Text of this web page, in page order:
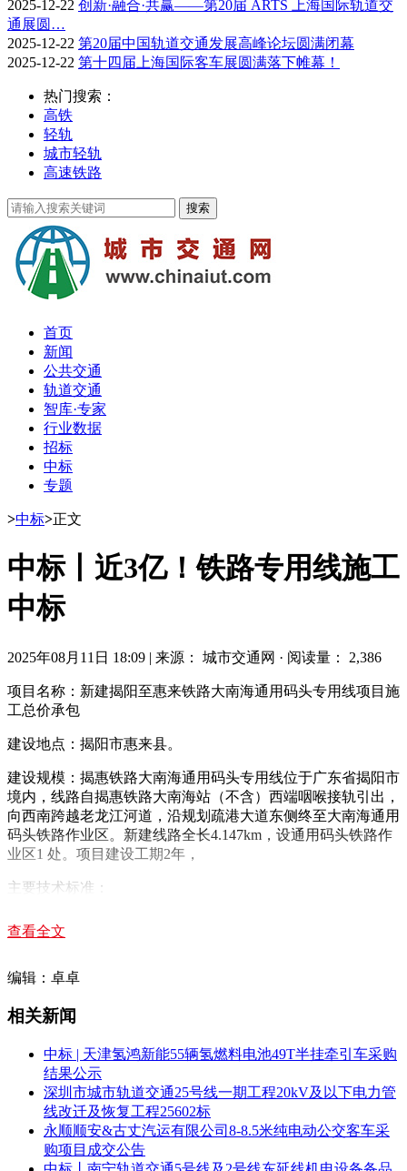
2025-12-22 创新·融合·共赢——第20届 ARTS 上海国际轨道交
通展圆…
2025-12-22 第20届中国轨道交通发展高峰论坛圆满闭幕
2025-12-22 第十四届上海国际客车展圆满落下帷幕！
热门搜索：
高铁
轻轨
城市轻轨
高速铁路
首页
新闻
公共交通
轨道交通
智库·专家
行业数据
招标
中标
专题
>中标>正文
中标丨近3亿！铁路专用线施工
中标
2025年08月11日 18:09 | 来源： 城市交通网 · 阅读量： 2,386
项目名称：新建揭阳至惠来铁路大南海通用码头专用线项目施
工总价承包
建设地点：揭阳市惠来县。
建设规模：揭惠铁路大南海通用码头专用线位于广东省揭阳市
境内，线路自揭惠铁路大南海站（不含）西端咽喉接轨引出，
向西南跨越老龙江河道，沿规划疏港大道东侧终至大南海通用
码头铁路作业区。新建线路全长4.147km，设通用码头铁路作
业区1 处。项目建设工期2年，
主要技术标准：
正线数目：单线。
最小曲线半径：一般地段600m，困难地段500m。
限制坡度：13‰。
牵引种类：内燃。
机车类型：DF12。
（1）新建揭阳至惠来铁路大南海通用码头专用线项目
（DK0+198.58~DK4+146.75） ：含路基工程；桥涵工程（其
中龙江特大桥工程：起点里程DK000+198.579，终点里程
查看全文
编辑：卓卓
相关新闻
中标 | 天津氢鸿新能55辆氢燃料电池49T半挂牵引车采购
结果公示
深圳市城市轨道交通25号线一期工程20kV及以下电力管
线改迁及恢复工程25602标
永顺顺安&古丈汽运有限公司8-8.5米纯电动公交客车采
购项目成交公告